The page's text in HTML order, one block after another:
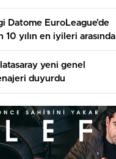
bağlı…
Datome EuroLeague’de
10 yılın en iyileri arasında
yeni genel
duyurdu